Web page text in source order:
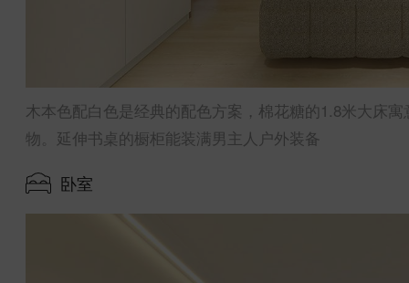
木本色配白色是经典的配色方案，棉花糖的1.8米大床
物。延伸书桌的橱柜能装满男主人户外装备
卧室